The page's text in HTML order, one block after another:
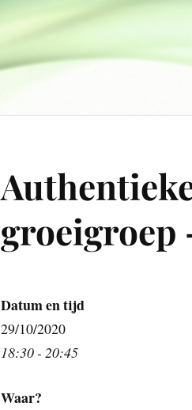
groeigroep
Datum en tijd
29/10/2020
18:30 - 20:45
Waar?